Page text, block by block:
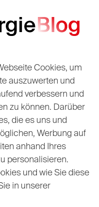
Cookies, um
auszuwerten und
verbessern und
zu können. Darüber
die es uns und
Werbung auf
anhand Ihres
personalisieren.
und wie Sie diese
in unserer